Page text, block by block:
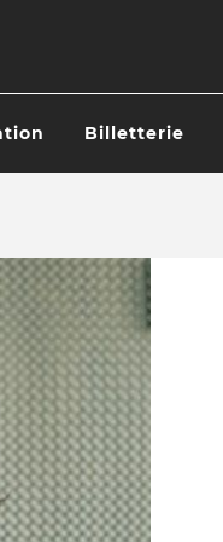
Billetterie